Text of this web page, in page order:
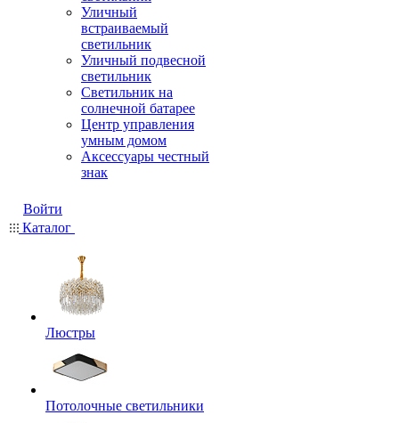
Уличный
встраиваемый
светильник
Уличный подвесной
светильник
Светильник на
солнечной батарее
Центр управления
умным домом
Аксессуары честный
знак
Войти
Каталог
Люстры
Потолочные светильники